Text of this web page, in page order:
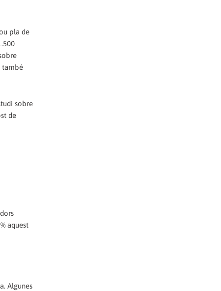
pla de
també
sobre
de
aquest
Algunes